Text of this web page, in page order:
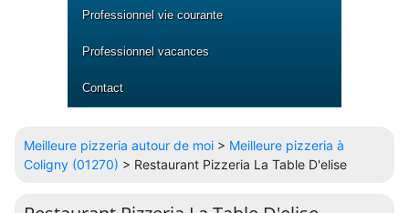
Professionnel vie courante
Professionnel vacances
Contact
Meilleure pizzeria autour de moi > Meilleure pizzeria à
Coligny (01270) > Restaurant Pizzeria La Table D'elise